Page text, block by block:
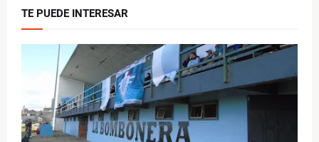
TE PUEDE INTERESAR